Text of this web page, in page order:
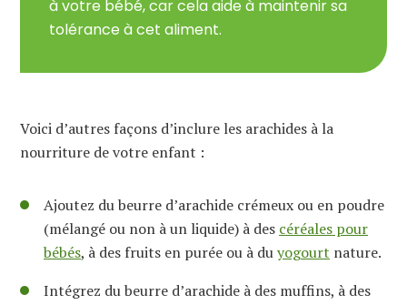
à votre bébé, car cela aide à maintenir sa
tolérance à cet aliment.
Voici d’autres façons d’inclure les arachides à la
nourriture de votre enfant :
Ajoutez du beurre d’arachide crémeux ou en poudre
(mélangé ou non à un liquide) à des céréales pour
bébés, à des fruits en purée ou à duyogourt nature.
Intégrez du beurre d’arachide à des muffins, à des